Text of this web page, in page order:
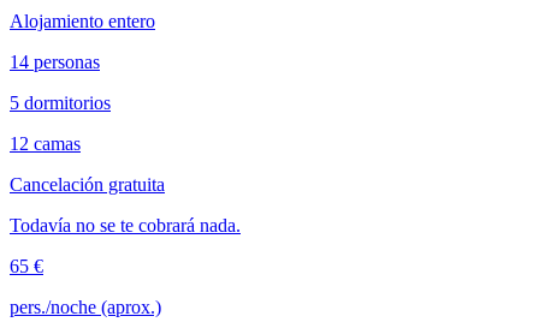
Alojamiento entero
14 personas
5 dormitorios
12 camas
Cancelación gratuita
Todavía no se te cobrará nada.
65 €
pers./noche (aprox.)